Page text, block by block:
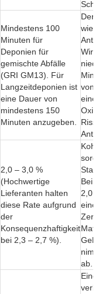
Mindestens 100
Minuten für
Deponien für
gemischte Abfälle
(GRI GM13). Für
Langzeitdeponien ist
eine Dauer von
mindestens 150
Minuten anzugeben.
Der
wie
von
einer
Riss
2,0 – 3,0 %
(Hochwertige
Lieferanten halten
diese Rate aufgrund
der
Konsequenzhaftigkeit
bei 2,3 – 2,7 %).
sorgt
Bei
2,0
einer
ab.
Eine